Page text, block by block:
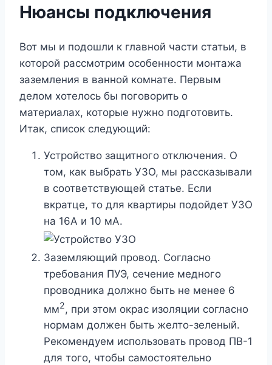
Нюансы подключения
Вот мы и подошли к главной части статьи, в
которой рассмотрим особенности монтажа
заземления в ванной комнате. Первым
делом хотелось бы поговорить о
материалах, которые нужно подготовить.
Итак, список следующий:
Устройство защитного отключения. О
том, как выбрать УЗО, мы рассказывали
в соответствующей статье. Если
вкратце, то для квартиры подойдет УЗО
на 16А и 10 мА.
Заземляющий провод. Согласно
требования ПУЭ, сечение медного
проводника должно быть не менее 6
мм2, при этом окрас изоляции согласно
нормам должен быть желто-зеленый.
Рекомендуем использовать провод ПВ-1
для того, чтобы самостоятельно